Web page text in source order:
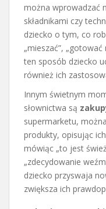
można wprowadzać
składnikami czy
dziecko o tym, co
„mieszać”,
ten sposób dziecko
również ich
Innym świetnym
słownictwa są
supermarketu,
produkty, opisując
mówiąc „to jest
„zdecydowanie
dziecko przyswaja
zwiększa ich